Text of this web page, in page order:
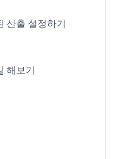
산출 설정하기
해보기